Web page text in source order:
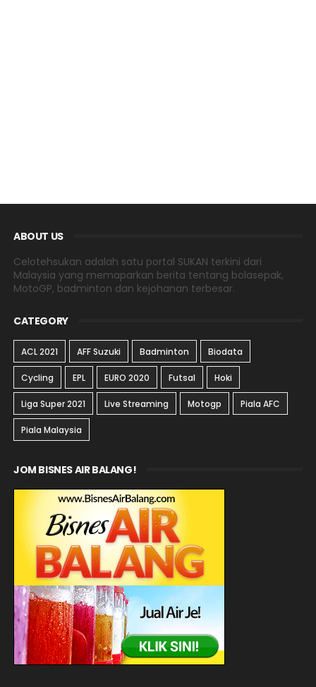
ABOUT US
Celotehsukan adalah satu portal SUKAN terkini dari
Malaysia yang memaparkan berita tentang bolasepak,
MotoGP, badminton dan kejohanan terbesar.
CATEGORY
ACL 2021 AFF Suzuki Badminton Biodata
Cycling EPL EURO 2020 Futsal Hoki
Liga Super 2021 Live Streaming Motogp Piala AFC
Piala Malaysia
JOM BISNES AIR BALANG!